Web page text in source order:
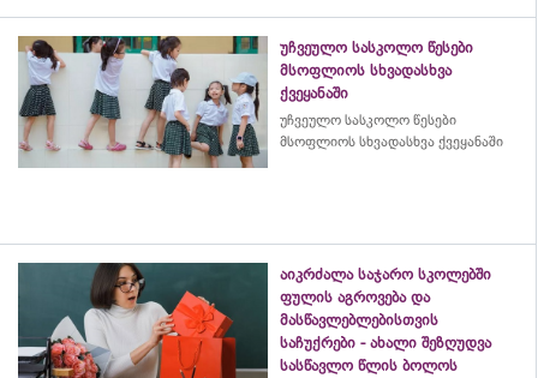
უჩვეულო სასკოლო წესები
მსოფლიოს სხვადასხვა
ქვეყანაში
უჩვეულო სასკოლო წესები
მსოფლიოს სხვადასხვა ქვეყანაში
აიკრძალა საჯარო სკოლებში
ფულის აგროვება და
მასწავლებლებისთვის
საჩუქრები - ახალი შეზღუდვა
სასწავლო წლის ბოლოს